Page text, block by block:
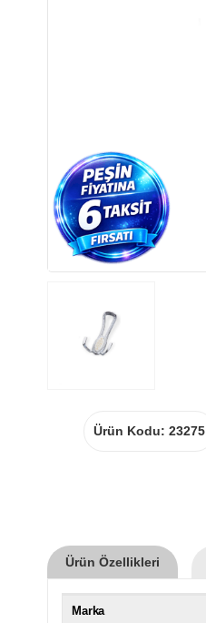
Ürün Kodu: 23275
Ürün Özellikleri
Marka